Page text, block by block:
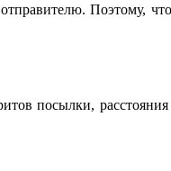
Поэтому,
посылки,